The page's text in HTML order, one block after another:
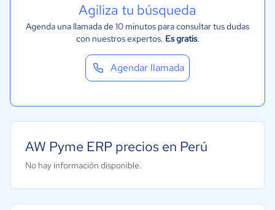
Tecnología
Metales y Minería
Recursos Humanos
Aeroespacial y defensa
Turismo
Contabilidad
Moda y textiles
Agiliza tu búsqueda
Agenda una llamada de 10 minutos para consultar tus dudas
con nuestros expertos. Es gratis.
Agendar llamada
AW Pyme ERP precios en Perú
No hay información disponible.